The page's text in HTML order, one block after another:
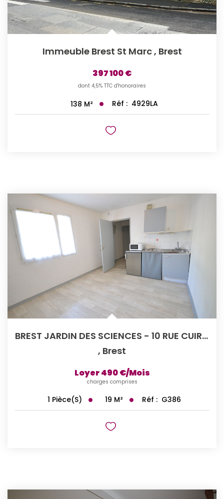
Immeuble Brest St Marc, Brest
397 100 €
dont 4,5% TTC d'honoraires
138 M² Réf : 4929LA
BREST JARDIN DES SCIENCES - 10 RUE CUIRASSE DE BRETAGNE -...
, Brest
Loyer 490 €/mois
charges comprises
1 Pièce(s) 19 M² Réf : G386